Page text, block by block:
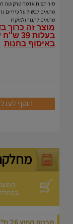
סיר תפוח אדמה טרקוטה
מתאים לבשול על כיריים
מתאים לתנור ולמיקרו
מוצר זה כרוך
בעלות 39 ש''ח ע''י שליח.
באיסוף בחנות
הוסף